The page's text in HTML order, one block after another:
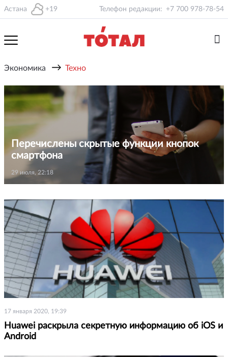
Астана +19 Телефон редакции: +7 700 978-78-54
Экономика → Техно
Перечислены скрытые функции кнопок
смартфона
29 июля, 22:18
17 января 2020, 19:39
Huawei раскрыла секретную информацию об iOS и
Android